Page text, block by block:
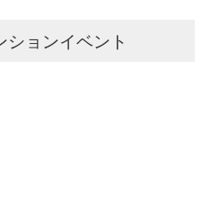
ションイベント